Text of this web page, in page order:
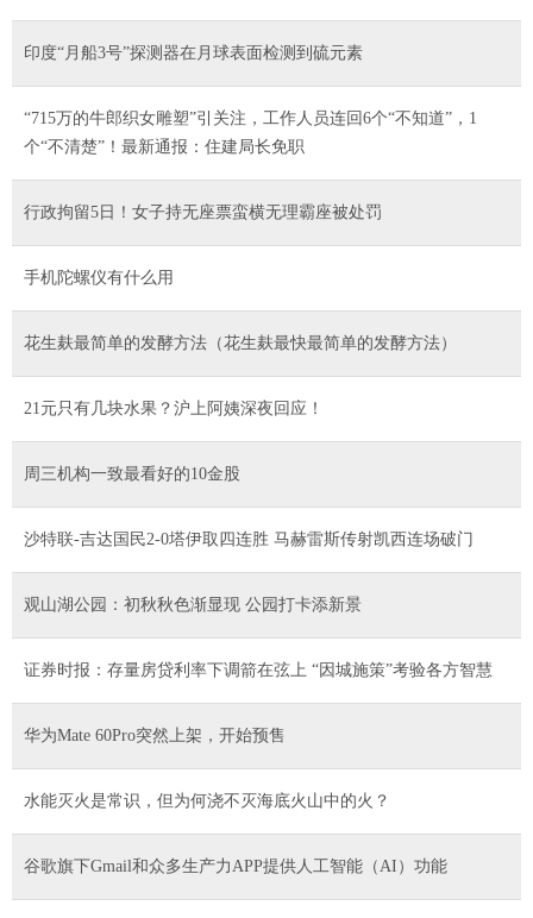
印度“月船3号”探测器在月球表面检测到硫元素
“715万的牛郎织女雕塑”引关注，工作人员连回6个“不知道”，1
个“不清楚”！最新通报：住建局长免职
行政拘留5日！女子持无座票蛮横无理霸座被处罚
手机陀螺仪有什么用
花生麸最简单的发酵方法（花生麸最快最简单的发酵方法）
21元只有几块水果？沪上阿姨深夜回应！
周三机构一致最看好的10金股
沙特联-吉达国民2-0塔伊取四连胜 马赫雷斯传射凯西连场破门
观山湖公园：初秋秋色渐显现 公园打卡添新景
证券时报：存量房贷利率下调箭在弦上 “因城施策”考验各方智慧
华为Mate 60Pro突然上架，开始预售
水能灭火是常识，但为何浇不灭海底火山中的火？
谷歌旗下Gmail和众多生产力APP提供人工智能（AI）功能